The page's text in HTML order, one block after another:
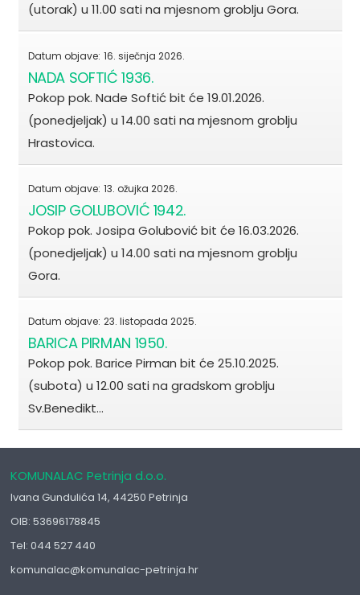
(utorak) u 11.00 sati na mjesnom groblju Gora.
Datum objave: 16. siječnja 2026.
NADA SOFTIĆ 1936.
Pokop pok. Nade Softić bit će 19.01.2026.
(ponedjeljak) u 14.00 sati na mjesnom groblju
Hrastovica.
Datum objave: 13. ožujka 2026.
JOSIP GOLUBOVIĆ 1942.
Pokop pok. Josipa Golubović bit će 16.03.2026.
(ponedjeljak) u 14.00 sati na mjesnom groblju
Gora.
Datum objave: 23. listopada 2025.
BARICA PIRMAN 1950.
Pokop pok. Barice Pirman bit će 25.10.2025.
(subota) u 12.00 sati na gradskom groblju
Sv.Benedikt…
KOMUNALAC Petrinja d.o.o.
Ivana Gundulića 14, 44250 Petrinja
OIB: 53696178845
Tel: 044 527 440
komunalac@komunalac-petrinja.hr